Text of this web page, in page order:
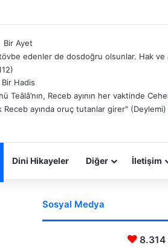
Bir Ayet
edenler de dosdoğru olsunlar. Hak ve
Bir Hadis
Teâlâ’nın, Receb ayının her vaktinde
Receb ayında oruç tutanlar girer" (Deylemi)
Dini Hikayeler Diğer İletişim
Sosyal Medya
8.314